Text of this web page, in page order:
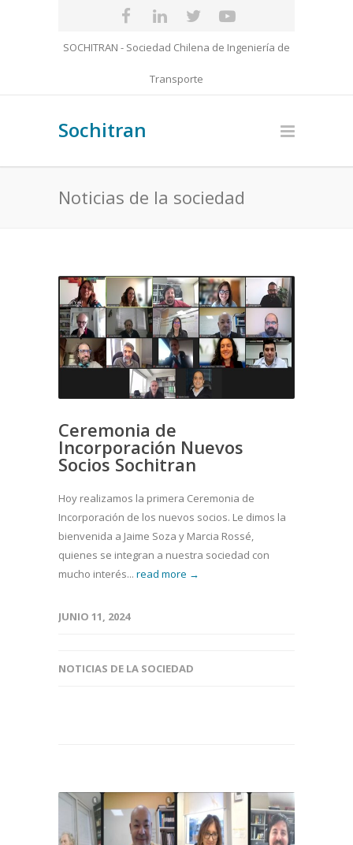
SOCHITRAN - Sociedad Chilena de Ingeniería de
Transporte
Sochitran
Noticias de la sociedad
Ceremonia de
Incorporación Nuevos
Socios Sochitran
Hoy realizamos la primera Ceremonia de
Incorporación de los nuevos socios. Le dimos la
bienvenida a Jaime Soza y Marcia Rossé,
quienes se integran a nuestra sociedad con
mucho interés... read more →
JUNIO 11, 2024
NOTICIAS DE LA SOCIEDAD